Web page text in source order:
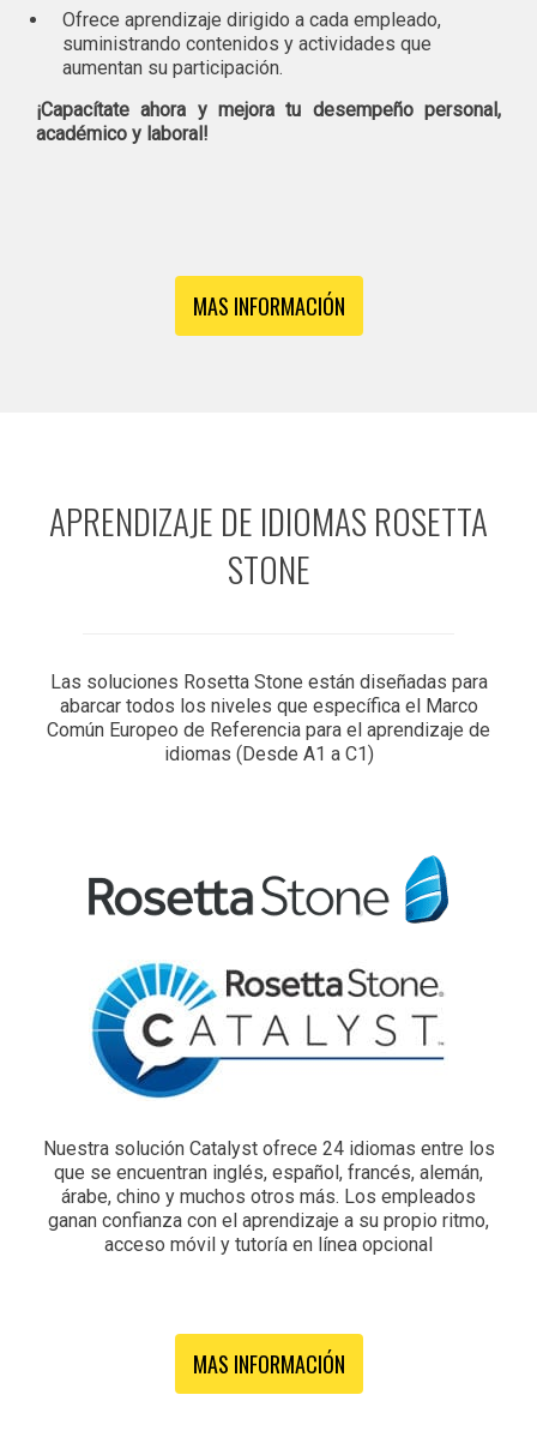
Ofrece aprendizaje dirigido a cada empleado,
suministrando contenidos y actividades que
aumentan su participación.
¡Capacítate ahora y mejora tu desempeño personal,
académico y laboral!
MAS INFORMACIÓN
APRENDIZAJE DE IDIOMAS ROSETTA
STONE
Las soluciones Rosetta Stone están diseñadas para
abarcar todos los niveles que específica el Marco
Común Europeo de Referencia para el aprendizaje de
idiomas (Desde A1 a C1)
Nuestra solución Catalyst ofrece 24 idiomas entre los
que se encuentran inglés, español, francés, alemán,
árabe, chino y muchos otros más. Los empleados
ganan confianza con el aprendizaje a su propio ritmo,
acceso móvil y tutoría en línea opcional
MAS INFORMACIÓN